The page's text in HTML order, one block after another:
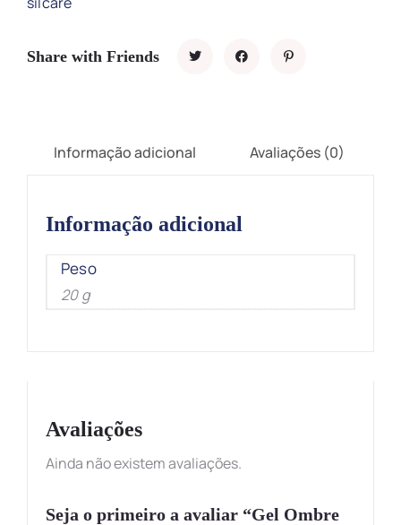
Share with Friends
Informação adicional Avaliações (0)
Informação adicional
Peso
20 g
Avaliações
Ainda não existem avaliações.
Seja o primeiro a avaliar “Gel Ombre